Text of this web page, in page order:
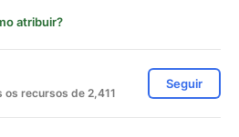
atribuir?
recursos de 2,411
Seguir